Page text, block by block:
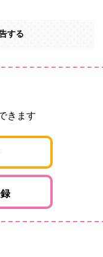
する
きます